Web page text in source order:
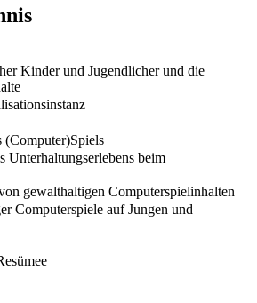
Kinder und Jugendlicher und die
Unterhaltungserlebens beim
gewalthaltigen Computerspielinhalten
Computerspiele auf Jungen und